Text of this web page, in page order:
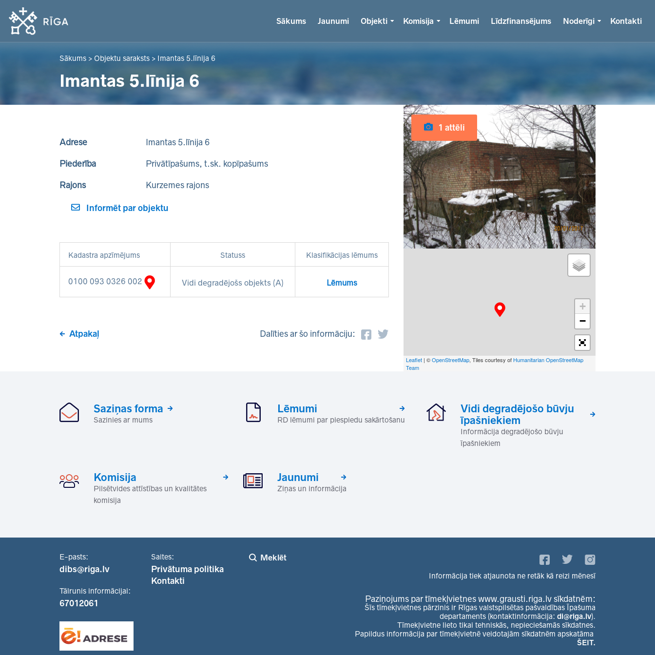
Sākums Jaunumi Objekti Komisija Lēmumi Līdzfinansējums Noderīgi Kontakti
Sākums > Objektu saraksts > Imantas 5.līnija 6
Imantas 5.līnija 6
Adrese Imantas 5.līnija 6
Piederība Privātīpašums, t.sk. kopīpašums
Rajons Kurzemes rajons
Informēt par objektu
Kadastra apzīmējums Statuss Klasifikācijas lēmums
0100 093 0326 002 Vidi degradējošs objekts (A) Lēmums
Atpakaļ Dalīties ar šo informāciju:
1 attēli
+
−
Leaflet | ©OpenStreetMap, Tiles courtesy of Humanitarian OpenStreetMap
Team
Saziņas forma
Sazinies ar mums
Lēmumi
RD lēmumi par piespiedu sakārtošanu
Vidi degradējošo būvju
īpašniekiem
Informācija degradējošo būvju
īpašniekiem
Komisija
Pilsētvides attīstības un kvalitātes
komisija
Jaunumi
Ziņas un informācija
E-pasts:
dibs@riga.lv
Tālrunis informācijai:
67012061
Saites:
Privātuma politika
Kontakti
Meklēt
Informācija tiek atjaunota ne retāk kā reizi mēnesī
Paziņojums par tīmekļvietnes www.grausti.riga.lv sīkdatnēm:
Šīs tīmekļvietnes pārzinis ir Rīgas valstspilsētas pašvaldības Īpašuma
departaments (kontaktinformācija: di@riga.lv).
Tīmekļvietne lieto tikai tehniskās, nepieciešamās sīkdatnes.
Papildus informācija par tīmekļvietnē veidotajām sīkdatnēm apskatāma
ŠEIT.